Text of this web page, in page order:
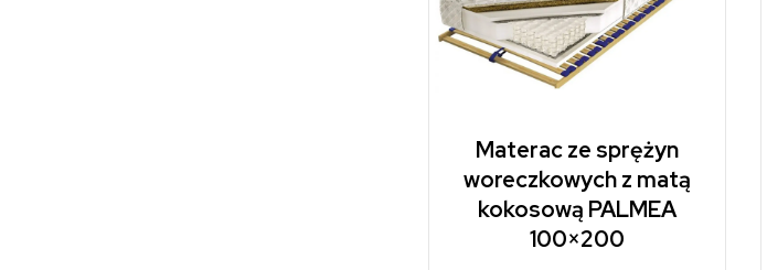
Materac ze sprężyn
woreczkowych z matą
kokosową PALMEA
100×200